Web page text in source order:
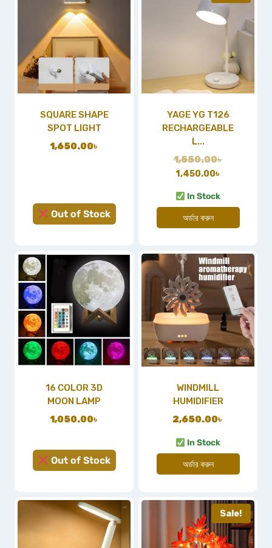
SQUARE SHAPE
SPOT LIGHT
1,650.00৳
Out of Stock
YAGE YG T126
RECHARGEABLE
L...
1,550.00৳
1,450.00৳
In Stock
অর্ডার করুন
16 COLOR 3D
MOON LAMP
1,050.00৳
Out of Stock
WINDMILL
HUMIDIFIER
2,650.00৳
In Stock
অর্ডার করুন
Sale!